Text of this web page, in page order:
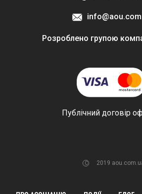
Розроблено групою
Публічний договір
C 2019